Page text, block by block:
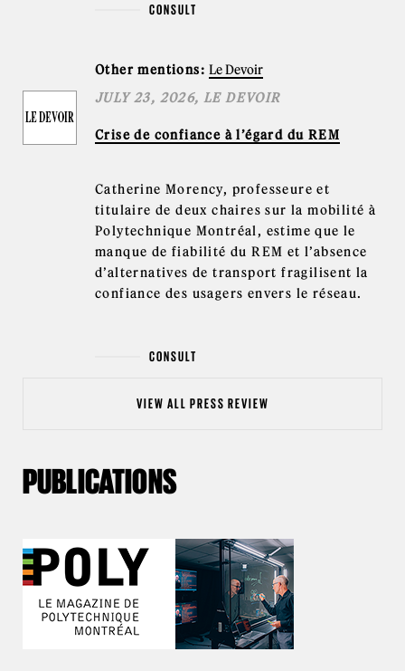
CONSULT
Other mentions:Le Devoir
JULY 23, 2026, LE DEVOIR
Crise de confiance à l’égard du REM
Catherine Morency, professeure et
titulaire de deux chaires sur la mobilité à
Polytechnique Montréal, estime que le
manque de fiabilité du REM et l’absence
d’alternatives de transport fragilisent la
confiance des usagers envers le réseau.
CONSULT
VIEW ALL PRESS REVIEW
PUBLICATIONS